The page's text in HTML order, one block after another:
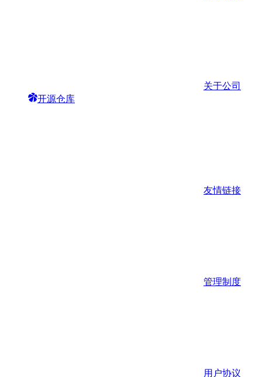
关于公司
开源仓库
友情链接
管理制度
用户协议